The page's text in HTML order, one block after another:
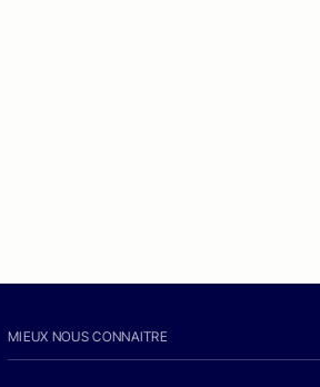
MIEUX NOUS CONNAITRE